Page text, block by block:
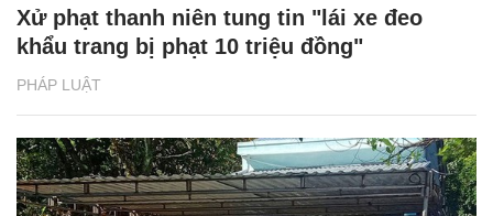
PHÁP LUẬT
Xử phạt thanh niên tung tin "lái xe đeo
khẩu trang bị phạt 10 triệu đồng"